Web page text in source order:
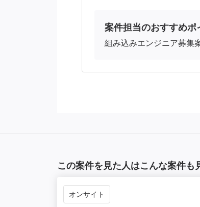
案件担当のおすすめポ
組み込みエンジニア募集
この案件を見た人はこんな案件も
オンサイト